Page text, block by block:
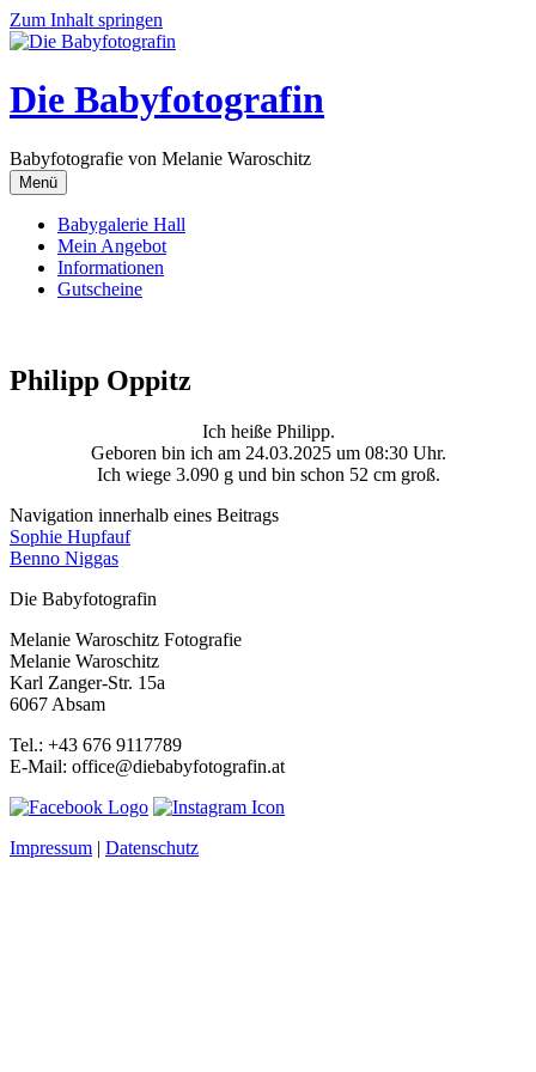
Zum Inhalt springen
Die Babyfotografin
Babyfotografie von Melanie Waroschitz
Menü
Babygalerie Hall
Mein Angebot
Informationen
Gutscheine
Philipp Oppitz
Ich heiße Philipp.
Geboren bin ich am 24.03.2025 um 08:30 Uhr.
Ich wiege 3.090 g und bin schon 52 cm groß.
Navigation innerhalb eines Beitrags
Sophie Hupfauf
Benno Niggas
Die Babyfotografin
Melanie Waroschitz Fotografie
Melanie Waroschitz
Karl Zanger-Str. 15a
6067 Absam
Tel.: +43 676 9117789
E-Mail: office@diebabyfotografin.at
Impressum | Datenschutz